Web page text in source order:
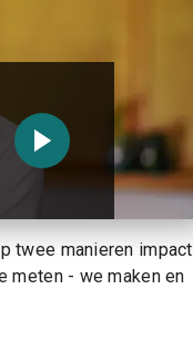
twee manieren impact
meten - we maken en